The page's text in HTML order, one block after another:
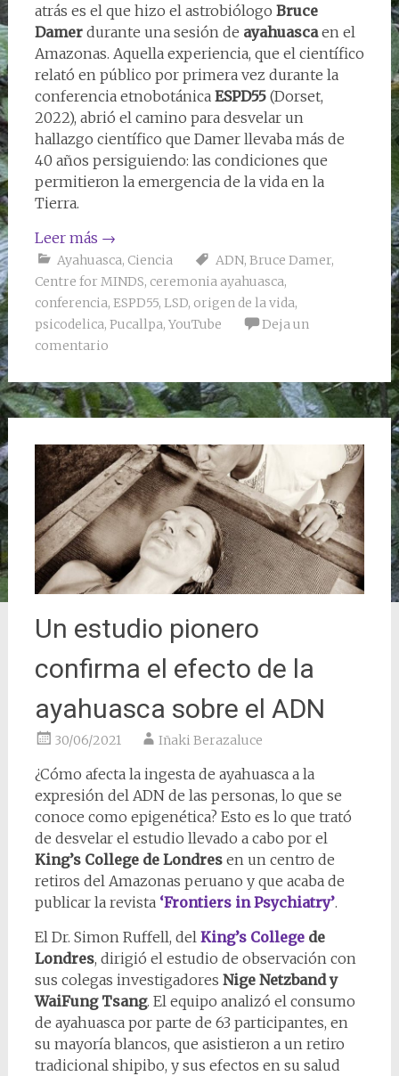
atrás es el que hizo el astrobiólogo Bruce
Damer durante una sesión de ayahuascaen el
Amazonas. Aquella experiencia, que el científico
relató en público por primera vez durante la
conferencia etnobotánica ESPD55(Dorset,
2022), abrió el camino para desvelar un
hallazgo científico que Damer llevaba más de
40 años persiguiendo: las condiciones que
permitieron la emergencia de la vida en la
Tierra.
Leer más →
Ayahuasca, Ciencia ADN, Bruce Damer,
Centre for MINDS, ceremonia ayahuasca,
conferencia, ESPD55, LSD, origen de la vida,
psicodelica, Pucallpa, YouTube
Deja un
comentario
Un estudio pionero
confirma el efecto de la
ayahuasca sobre el ADN
30/06/2021 Iñaki Berazaluce
¿Cómo afecta la ingesta de ayahuasca a la
expresión del ADN de las personas, lo que se
conoce como epigenética? Esto es lo que trató
de desvelar el estudio llevado a cabo por el
King’s College de Londres en un centro de
retiros del Amazonas peruano y que acaba de
publicar la revista ‘Frontiers in Psychiatry’.
El Dr. Simon Ruffell, del King’s College de
Londres, dirigió el estudio de observación con
sus colegas investigadores Nige Netzband y
WaiFung Tsang. El equipo analizó el consumo
de ayahuasca por parte de 63 participantes, en
su mayoría blancos, que asistieron a un retiro
tradicional shipibo, y sus efectos en su salud